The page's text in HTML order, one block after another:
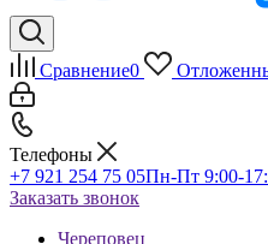
Сравнение0
Телефоны
+7 921 254 75 05Пн-Пт 9:00-
Заказать звонок
Череповец